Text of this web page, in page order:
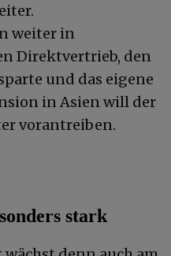
weiter in
Direktvertrieb, den
und das eigene
in Asien will der
vorantreiben.
stark